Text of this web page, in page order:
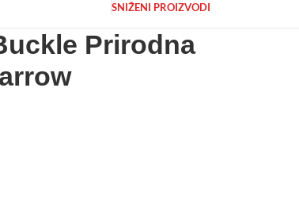
SNIŽENI PROIZVODI
Prirodna